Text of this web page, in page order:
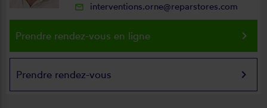
mail_outline interventions.orne@reparstores.com
Prendre rendez-vous en ligne keyboard_arrow_right
Prendre rendez-vous keyboard_arrow_right